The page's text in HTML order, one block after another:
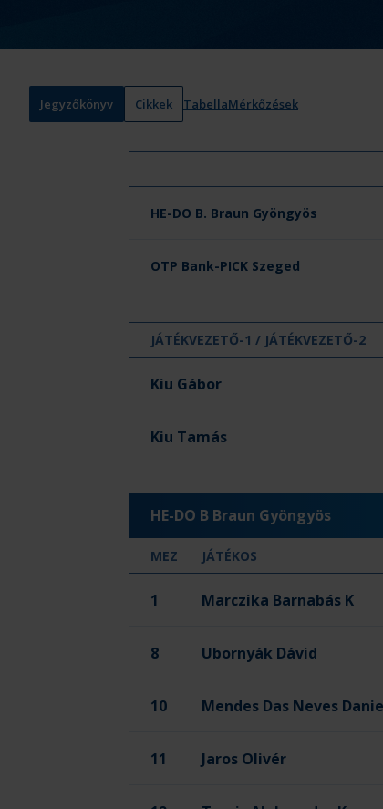
Jegyzőkönyv Cikkek TabellaMérkőzések
HE-DO B. Braun Gyöngyös
OTP Bank-PICK Szeged
JÁTÉKVEZETŐ-1 / JÁTÉKVEZETŐ-2
Kiu Gábor
Kiu Tamás
HE-DO B Braun Gyöngyös
MEZ JÁTÉKOS
1 Marczika BarnabásKapus
K
8 Ubornyák Dávid
10 Mendes Das Neves
11 Jaros Olivér